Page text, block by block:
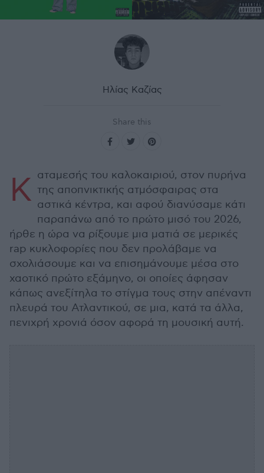
Ηλίας Καζίας
Share this
Κ αταμεσής του καλοκαιριού, στον πυρήνα
της αποπνικτικής ατμόσφαιρας στα
αστικά κέντρα, και αφού διανύσαμε κάτι
παραπάνω από το πρώτο μισό του 2026,
ήρθε η ώρα να ρίξουμε μια ματιά σε μερικές
rap κυκλοφορίες που δεν προλάβαμε να
σχολιάσουμε και να επισημάνουμε μέσα στο
χαοτικό πρώτο εξάμηνο, οι οποίες άφησαν
κάπως ανεξίτηλα το στίγμα τους στην απέναντι
πλευρά του Ατλαντικού, σε μια, κατά τα άλλα,
πενιχρή χρονιά όσον αφορά τη μουσική αυτή.